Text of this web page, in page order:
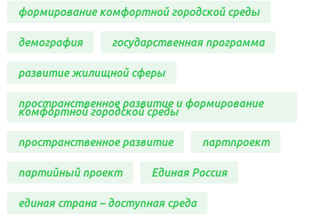
формирование комфортной городской среды
демография государственная программа
развитие жилищной сферы
пространственное развитие и формирование
комфортной городской среды
пространственное развитие партпроект
партийный проект Единая Россия
единая страна – доступная среда